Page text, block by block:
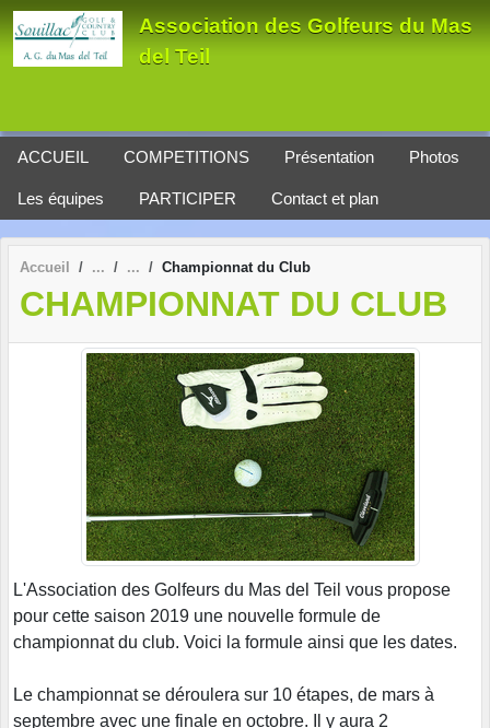
Association des Golfeurs du Mas
del Teil
ACCUEIL COMPETITIONS Présentation Photos
Les équipes PARTICIPER Contact et plan
Accueil Championnat du Club
CHAMPIONNAT DU CLUB
L'Association des Golfeurs du Mas del Teil vous propose
pour cette saison 2019 une nouvelle formule de
championnat du club. Voici la formule ainsi que les dates.
Le championnat se déroulera sur 10 étapes, de mars à
septembre avec une finale en octobre. Il y aura 2
Panneau de gestion des cookies